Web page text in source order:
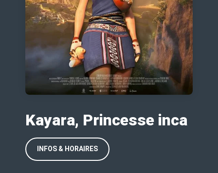
Kayara, Princesse inca
INFOS & HORAIRES